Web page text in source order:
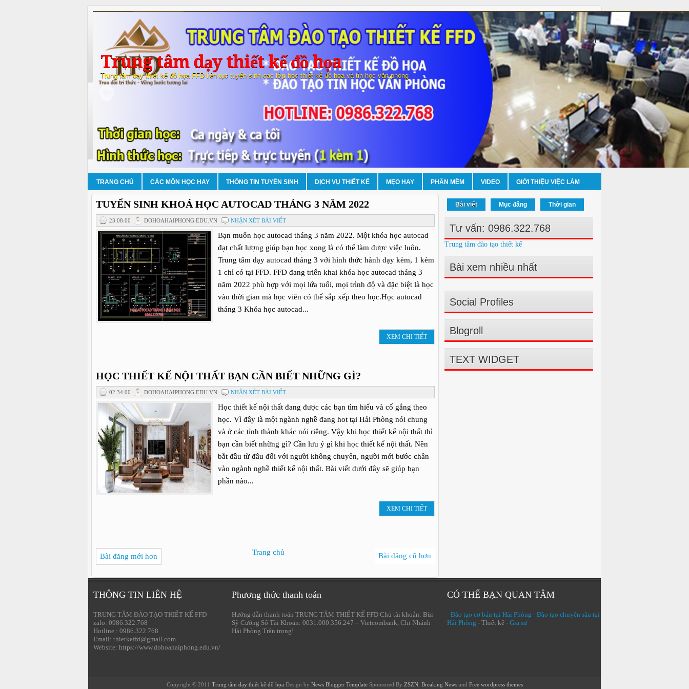
Trung tâm dạy thiết kế đồ họa
Trung tâm dạy thiết kế đồ họa FFD liên tục tuyển sinh các lớp học thiết kế đồ họa và tin học văn phòng
TRANG CHỦ CÁC MÔN HỌC HAY THÔNG TIN TUYỂN SINH DỊCH VỤ THIẾT KẾ MẸO HAY PHẦN MỀM VIDEO GIỚI THIỆU VIỆC LÀM
TUYỂN SINH KHOÁ HỌC AUTOCAD THÁNG 3 NĂM 2022
23:08:00 DOHOAHAIPHONG.EDU.VN NHẬN XÉT BÀI VIẾT
Bạn muốn học autocad tháng 3 năm 2022. Một khóa học autocad
đạt chất lượng giúp bạn học xong là có thể làm được việc luôn.
Trung tâm dạy autocad tháng 3 với hình thức hành dạy kèm, 1 kèm
1 chỉ có tại FFD. FFD đang triển khai khóa học autocad tháng 3
năm 2022 phù hợp với mọi lứa tuổi, mọi trình độ và đặc biệt là học
vào thời gian mà học viên có thể sắp xếp theo học.Học autocad
tháng 3 Khóa học autocad...
XEM CHI TIẾT
HỌC THIẾT KẾ NỘI THẤT BẠN CẦN BIẾT NHỮNG GÌ?
02:34:00 DOHOAHAIPHONG.EDU.VN NHẬN XÉT BÀI VIẾT
Học thiết kế nội thất đang được các bạn tìm hiểu và cố gắng theo
học. Vì đây là một ngành nghề đang hot tại Hải Phòng nói chung
và ở các tỉnh thành khác nói riêng. Vậy khi học thiết kế nội thất thì
bạn cần biết những gì? Cần lưu ý gì khi học thiết kế nội thất. Nên
bắt đầu từ đâu đối với người không chuyên, người mới bước chân
vào ngành nghề thiết kế nội thất. Bài viết dưới đây sẽ giúp bạn
phần nào...
XEM CHI TIẾT
Bài đăng mới hơn Bài đăng cũ hơn
Trang chủ
Bài viết Mục đăng Thời gian
Tư vấn: 0986.322.768
Trung tâm đào tạo thiết kế
Bài xem nhiều nhất
Social Profiles
Blogroll
TEXT WIDGET
THÔNG TIN LIÊN HỆ
TRUNG TÂM ĐÀO TẠO THIẾT KẾ FFD
zalo: 0986.322.768
Hotline : 0986.322.768
Email: thietkeffd@gmail.com
Website: https://www.dohoahaiphong.edu.vn/
Phương thức thanh toán
Hướng dẫn thanh toán TRUNG TÂM THIẾT KẾ FFD Chủ tài khoản: Bùi
Sỹ Cường Số Tài Khoản: 0031.000.356.247 – Vietcombank, Chi Nhánh
Hải Phòng Trân trọng!
CÓ THỂ BẠN QUAN TÂM
- Đào tạo cơ bản tại Hải Phòng - Đào tạo chuyên sâu tại
Hải Phòng - Thiết kế - Gia sư
Copyright © 2011 Trung tâm dạy thiết kế đồ họa Design by News Blogger TemplateSponsored By ZSZN, Breaking Newsand Free wordpress themes